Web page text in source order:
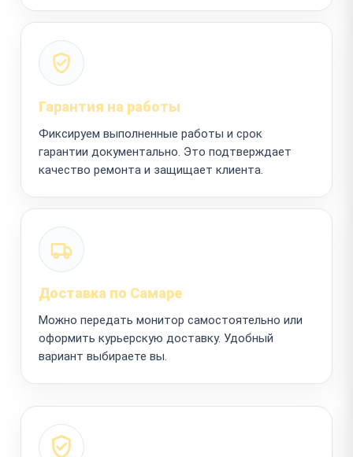
Гарантия на работы
Фиксируем выполненные работы и срок
гарантии документально. Это подтверждает
качество ремонта и защищает клиента.
Доставка по Самаре
Можно передать монитор самостоятельно или
оформить курьерскую доставку. Удобный
вариант выбираете вы.